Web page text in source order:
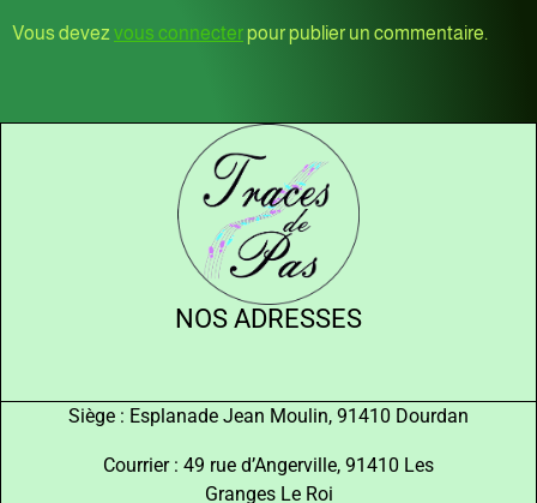
Vous devez vous connecterpour publier un commentaire.
NOS ADRESSES
Siège : Esplanade Jean Moulin, 91410 Dourdan
Courrier : 49 rue d’Angerville, 91410 Les
Granges Le Roi